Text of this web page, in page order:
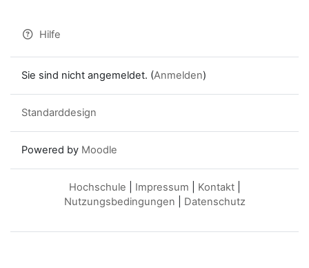
Hilfe
Sie sind nicht angemeldet. (Anmelden)
Standarddesign
Powered by Moodle
Hochschule Impressum Kontakt|
Nutzungsbedingungen
Datenschutz